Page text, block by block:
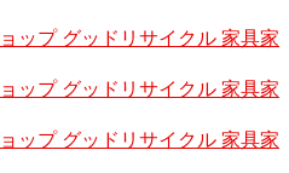
ップ グッドリサイクル 家具家
ップ グッドリサイクル 家具家
ップ グッドリサイクル 家具家